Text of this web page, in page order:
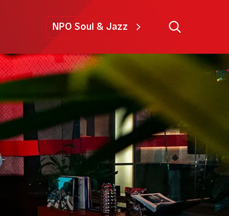
NPO Soul & Jazz